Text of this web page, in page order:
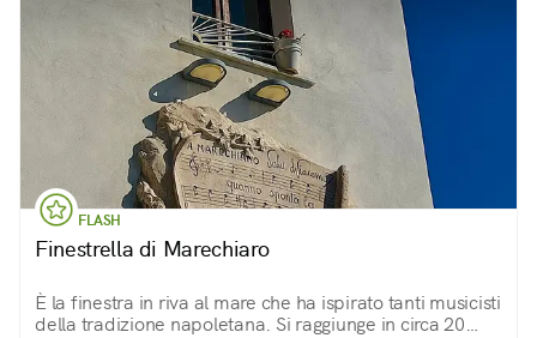
FLASH
Finestrella di Marechiaro
È la finestra in riva al mare che ha ispirato tanti musicisti
della tradizione napoletana. Si raggiunge in circa 20